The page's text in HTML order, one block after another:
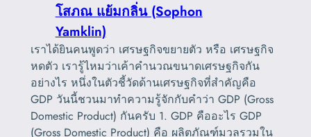
โสภณ แย้มกลิ่น (Sophon
Yamklin)
เราได้ยินคนพูดว่า เศรษฐกิจขยายตัว หรือ เศรษฐกิจ
หดตัว เรารู้ไหมว่าเค้าคำนวณขนาดเศรษฐกิจกัน
อย่างไร หนึ่งในตัวชี้วัดด้านเศรษฐกิจที่สำคัญคือ
GDP วันนี้ชวนมาทำความรู้จักกับคำว่า GDP (Gross
Domestic Product) กันครับ 1. GDP คืออะไร GDP
(Gross Domestic Product) คือ ผลิตภัณฑ์มวลรวมใน